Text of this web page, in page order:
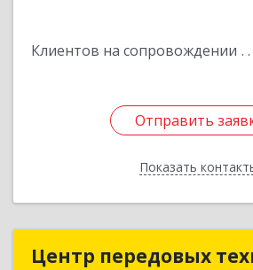
Клиентов на сопровождении
Отправить
Показать
Отправить
Назад
Центр передовых
Центр передовых